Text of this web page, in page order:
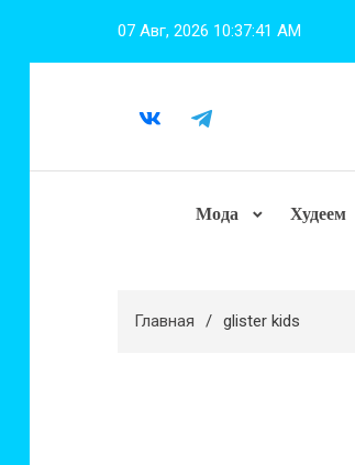
07 Авг, 2026 10:37:41 AM
Мода Худеем
Главная glister kids